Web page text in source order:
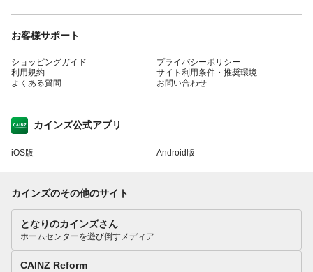
お客様サポート
ショッピングガイド
利用規約
よくある質問
プライバシーポリシー
サイト利用条件・推奨環境
お問い合わせ
カインズ公式アプリ
iOS版 Android版
カインズのその他のサイト
となりのカインズさん
ホームセンターを遊び倒すメディア
CAINZ Reform